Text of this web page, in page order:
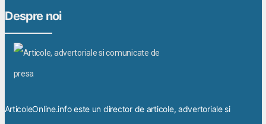
Despre noi
ArticoleOnline.info este un director de articole, advertoriale si